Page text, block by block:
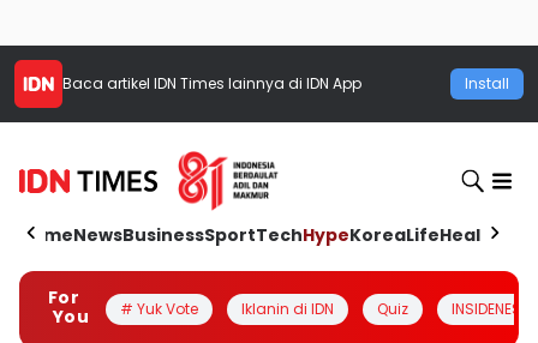
Baca artikel IDN Times lainnya di IDN App Install
HomeNewsBusinessSportTechHypeKoreaLifeHealth
For
You
# Yuk Vote Iklanin di IDN Quiz INSIDENESIA